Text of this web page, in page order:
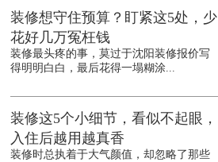
装修想守住预算？盯紧这5处，少
花好几万冤枉钱
装修最头疼的事，莫过于沈阳装修报价写
得明明白白，最后花得一塌糊涂...
装修这5个小细节，看似不起眼，
入住后越用越真香
装修时总执着于大气颜值，却忽略了那些